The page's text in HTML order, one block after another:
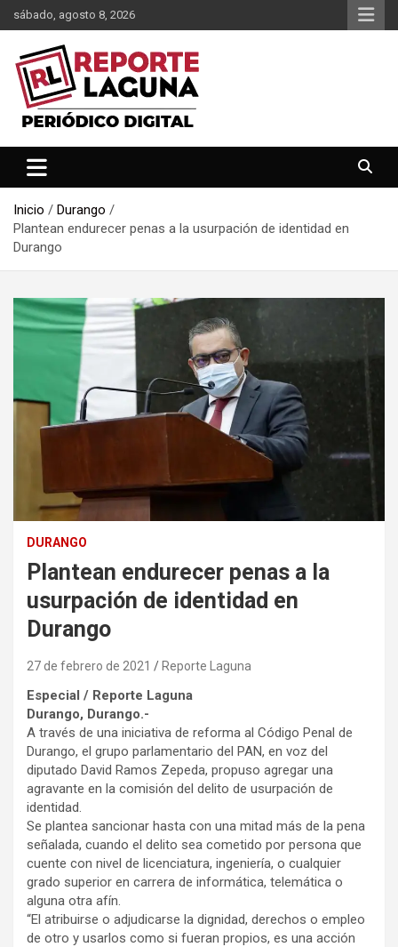
Saltar
al
contenido
sábado, agosto 8, 2026
Reporte Laguna
Inicio
Durango
Plantean endurecer penas a la usurpación de identidad en
Durango
DURANGO
Plantean endurecer penas a la
usurpación de identidad en
Durango
27 de febrero de 2021 Reporte Laguna
Especial / Reporte Laguna
Durango, Durango.-
A través de una iniciativa de reforma al Código Penal de
Durango, el grupo parlamentario del PAN, en voz del
diputado David Ramos Zepeda, propuso agregar una
agravante en la comisión del delito de usurpación de
identidad.
Se plantea sancionar hasta con una mitad más de la pena
señalada, cuando el delito sea cometido por persona que
cuente con nivel de licenciatura, ingeniería, o cualquier
grado superior en carrera de informática, telemática o
alguna otra afín.
“El atribuirse o adjudicarse la dignidad, derechos o empleo
de otro y usarlos como si fueran propios, es una acción